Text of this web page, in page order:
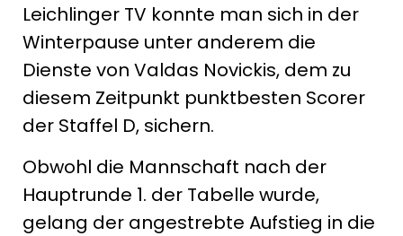
Leichlinger TV konnte man sich in der
Winterpause unter anderem die
Dienste von Valdas Novickis, dem zu
diesem Zeitpunkt punktbesten Scorer
der Staffel D, sichern.
Obwohl die Mannschaft nach der
Hauptrunde 1. der Tabelle wurde,
gelang der angestrebte Aufstieg in die